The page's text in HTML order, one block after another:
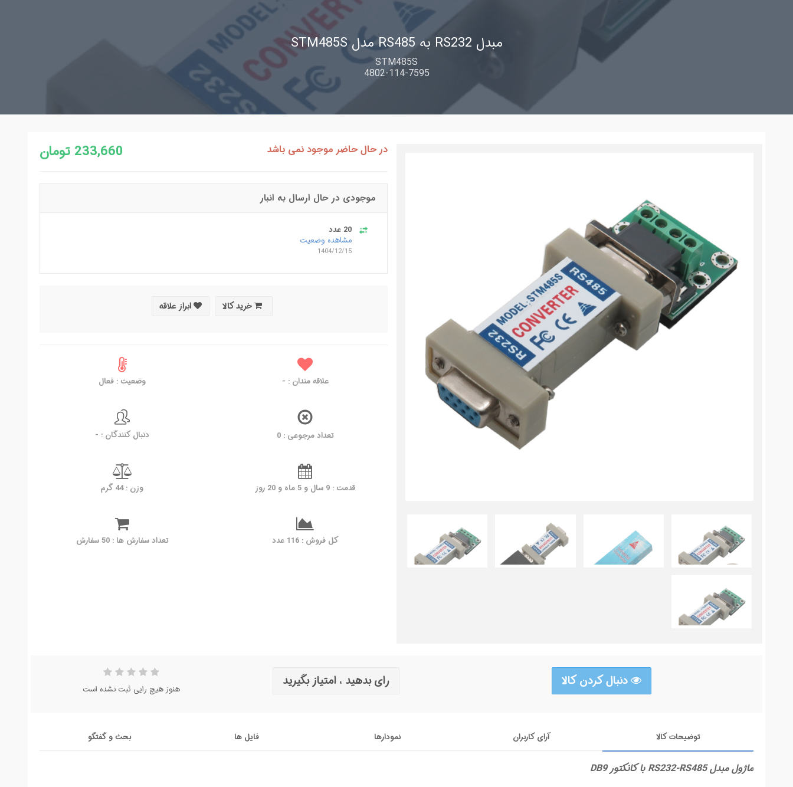
مبدل RS232 به RS485 مدل STM485S
STM485S
4802-114-7595
233,660 تومان در حال حاضر موجود نمی باشد
موجودی در حال ارسال به انبار
20 عدد
مشاهده وضعیت
1404/12/15
خرید کالا ابراز علاقه
علاقه مندان : - وضعیت : فعال
تعداد مرجوعی : 0 دنبال کنندگان : -
قدمت : 9 سال و 5 ماه و 20 روز وزن : 44 گرم
کل فروش : 116 عدد تعداد سفارش ها : 50 سفارش
هنوز هیچ رایی ثبت نشده است
رای بدهید ، امتیاز بگیرید دنبال کردن کالا
توضیحات کالا آرای کاربران نمودارها فایل ها بحث و گفتگو
ماژول مبدل RS232-RS485 با کانکتور DB9